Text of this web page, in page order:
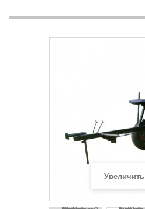
Увеличить